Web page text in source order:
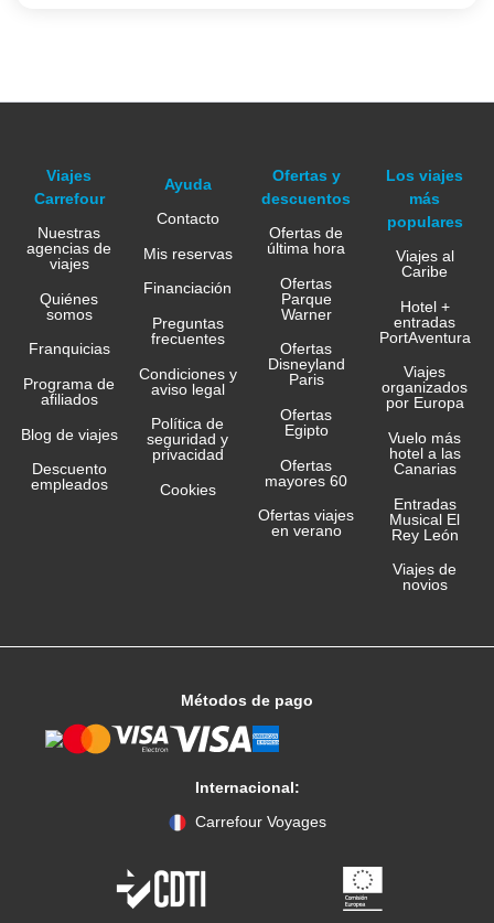
Viajes
Carrefour
Nuestras
agencias de
viajes
Quiénes
somos
Franquicias
Programa de
afiliados
Blog de viajes
Descuento
empleados
Ayuda
Contacto
Mis reservas
Financiación
Preguntas
frecuentes
Condiciones y
aviso legal
Política de
seguridad y
privacidad
Cookies
Ofertas y
descuentos
Ofertas de
última hora
Ofertas
Parque
Warner
Ofertas
Disneyland
Paris
Ofertas
Egipto
Ofertas
mayores 60
Ofertas viajes
en verano
Los viajes
más
populares
Viajes al
Caribe
Hotel +
entradas
PortAventura
Viajes
organizados
por Europa
Vuelo más
hotel a las
Canarias
Entradas
Musical El
Rey León
Viajes de
novios
Métodos de pago
Internacional:
Carrefour Voyages